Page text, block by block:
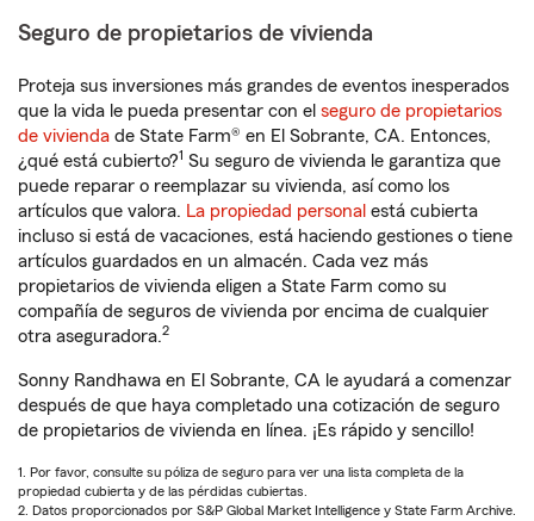
Seguro de propietarios de vivienda
Proteja sus inversiones más grandes de eventos inesperados
que la vida le pueda presentar con el seguro de propietarios
de vivienda de State Farm® en El Sobrante, CA. Entonces,
¿qué está cubierto?1 Su seguro de vivienda le garantiza que
puede reparar o reemplazar su vivienda, así como los
artículos que valora. La propiedad personal está cubierta
incluso si está de vacaciones, está haciendo gestiones o tiene
artículos guardados en un almacén. Cada vez más
propietarios de vivienda eligen a State Farm como su
compañía de seguros de vivienda por encima de cualquier
otra aseguradora.2
Sonny Randhawa en El Sobrante, CA le ayudará a comenzar
después de que haya completado una cotización de seguro
de propietarios de vivienda en línea. ¡Es rápido y sencillo!
1. Por favor, consulte su póliza de seguro para ver una lista completa de la
propiedad cubierta y de las pérdidas cubiertas.
2. Datos proporcionados por S&P Global Market Intelligence y State Farm Archive.